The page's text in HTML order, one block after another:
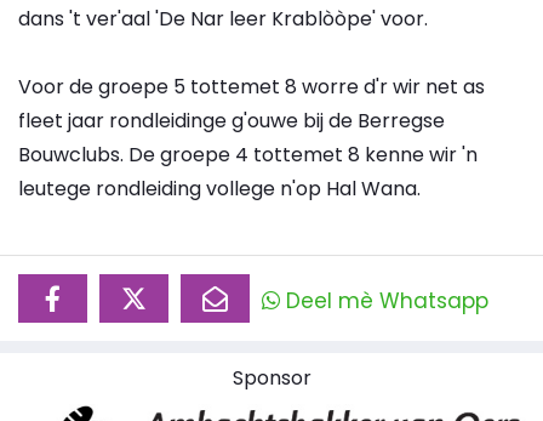
dans 't ver'aal 'De Nar leer Krablòòpe' voor.
Voor de groepe 5 tottemet 8 worre d'r wir net as
fleet jaar rondleidinge g'ouwe bij de Berregse
Bouwclubs. De groepe 4 tottemet 8 kenne wir 'n
leutege rondleiding vollege n'op Hal Wana.
Deel mè Whatsapp
Sponsor